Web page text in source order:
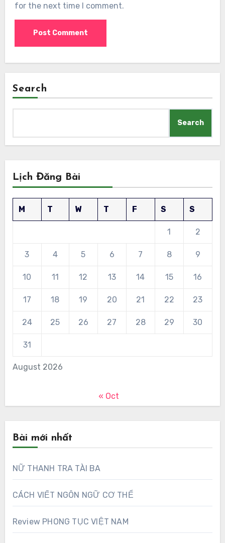
for the next time I comment.
Search
Search
Lịch Đăng Bài
August 2026
M T W T F S S
1 2
3 4 5 6 7 8 9
10 11 12 13 14 15 16
17 18 19 20 21 22 23
24 25 26 27 28 29 30
31
« Oct
Bài mới nhất
NỮ THANH TRA TÀI BA
CÁCH VIẾT NGÔN NGỮ CƠ THỂ
Review PHONG TỤC VIỆT NAM